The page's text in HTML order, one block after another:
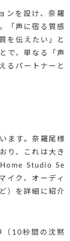
ンを設け、奈羅
「声に宿る質感
を伝えたい」と
で、単なる「声
るパートナーと
ます。奈羅尾様
り、これは大き
Home Studio Se
イク、オーディ
）を詳細に紹介
（10秒間の沈黙